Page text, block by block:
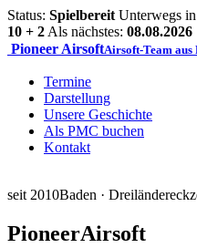
Status: Spielbereit Unterwegs
10 + 2 Als nächstes: 08.08.2026
Pioneer AirsoftAirsoft-Team aus
Termine
Darstellung
Unsere Geschichte
Als PMC buchen
Kontakt
seit 2010Baden · Dreiländereck
PioneerAirsoft